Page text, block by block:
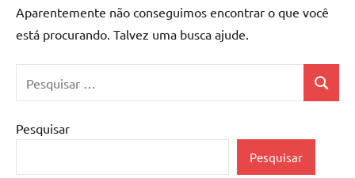
Aparentemente não conseguimos encontrar o que você
está procurando. Talvez uma busca ajude.
por:
Pesquisar
Pesquisar